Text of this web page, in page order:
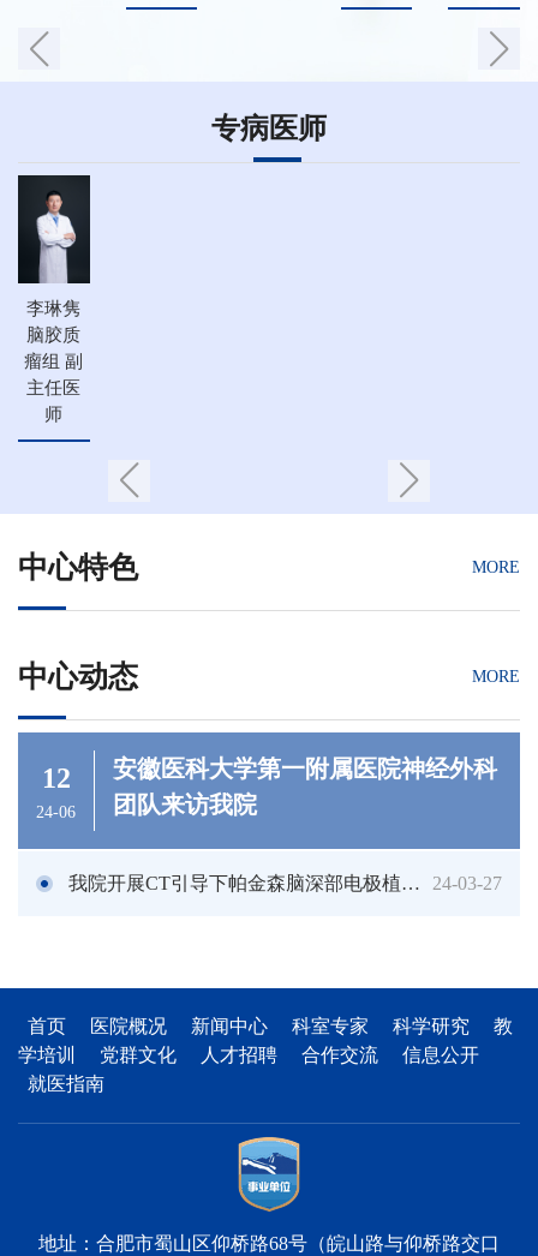
专病医师
李琳隽
脑胶质
瘤组 副
主任医
师
中心特色 MORE
中心动态 MORE
12
24-06
安徽医科大学第一附属医院神经外科
团队来访我院
我院开展CT引导下帕金森脑深部电极植入术（DB... 24-03-27
首页 医院概况 新闻中心 科室专家 科学研究
教
学培训
党群文化 人才招聘 合作交流
信息公开
就医指南
地址：合肥市蜀山区仰桥路68号（皖山路与仰桥路交口